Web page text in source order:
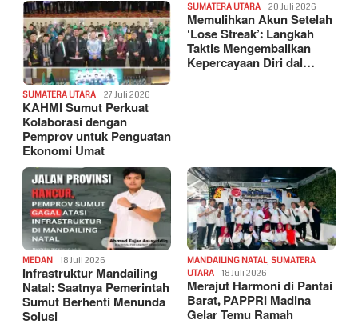
SUMATERA UTARA 27 Juli 2026
KAHMI Sumut Perkuat
Kolaborasi dengan
Pemprov untuk Penguatan
Ekonomi Umat
SUMATERA UTARA 20 Juli 2026
Memulihkan Akun Setelah
‘Lose Streak’: Langkah
Taktis Mengembalikan
Kepercayaan Diri dal…
MEDAN 18 Juli 2026
Infrastruktur Mandailing
Natal: Saatnya Pemerintah
Sumut Berhenti Menunda
Solusi
MANDAILING NATAL, SUMATERA
UTARA
18 Juli 2026
Merajut Harmoni di Pantai
Barat, PAPPRI Madina
Gelar Temu Ramah